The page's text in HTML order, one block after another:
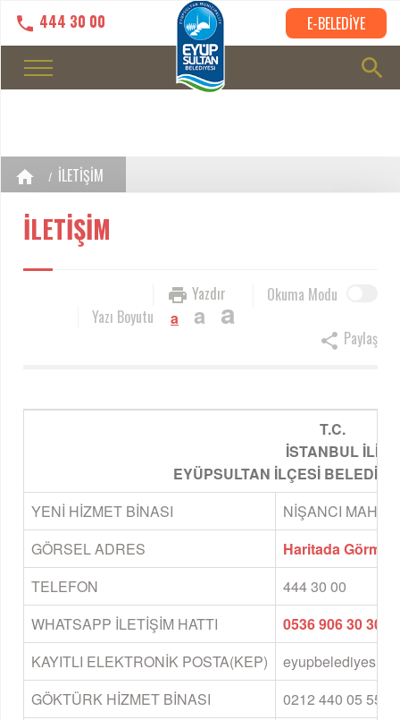
444 30 00 E-BELEDİYE
İLETİŞİM
İLETİŞİM
Okuma Modu
Yazdır
Yazı Boyutu
a a a
Paylaş
T.C.
İSTANBUL İLİ
EYÜPSULTAN İLÇESİ
YENİ HİZMET BİNASI
NİŞANCI
GÖRSEL ADRES
Haritada Görmek
TELEFON
444 30 00
WHATSAPP İLETİŞİM HATTI
0536 906 30 30
KAYITLI ELEKTRONİK POSTA(KEP)
GÖKTÜRK HİZMET BİNASI
0212 440 05 55 -